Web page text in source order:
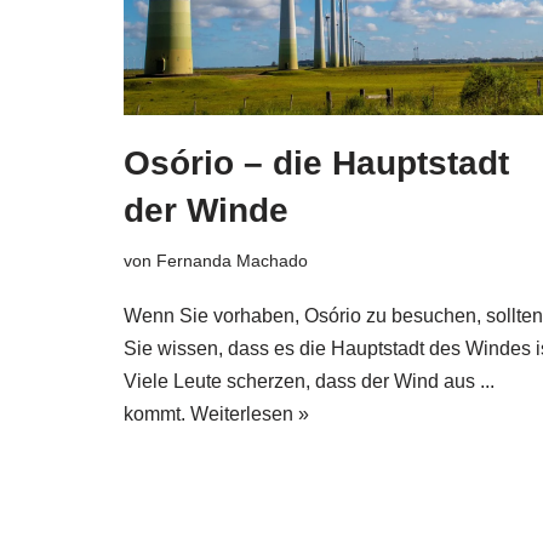
Osório – die Hauptstadt
der Winde
von Fernanda Machado
Wenn Sie vorhaben, Osório zu besuchen, sollten
Sie wissen, dass es die Hauptstadt des Windes
Viele Leute scherzen, dass der Wind aus ...
kommt. Weiterlesen »